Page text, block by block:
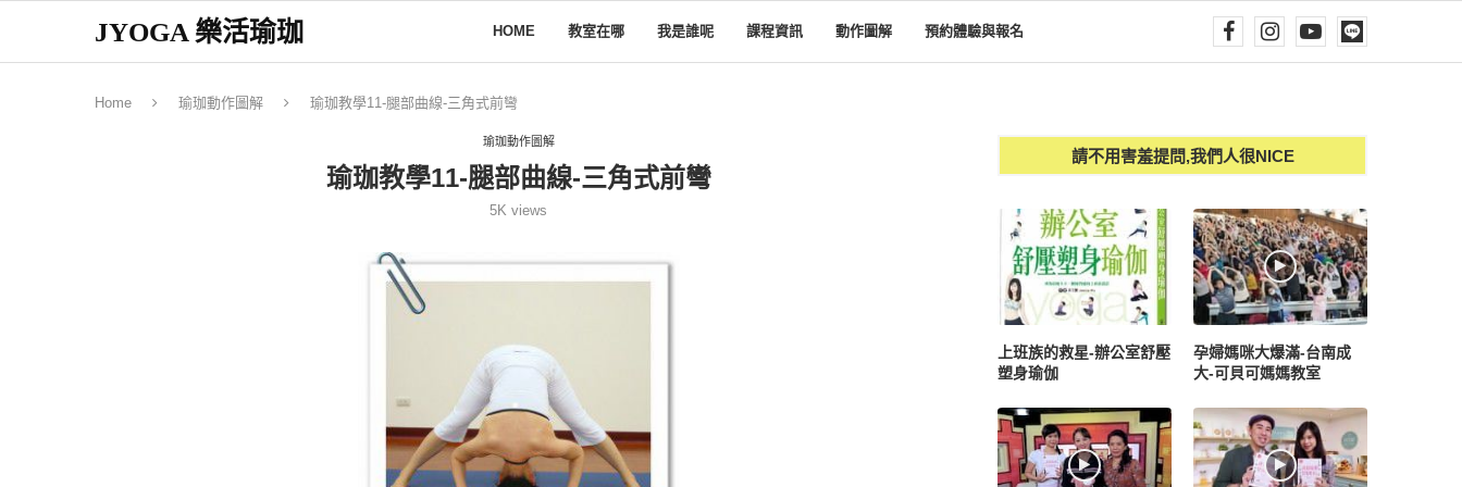
JYOGA 樂活瑜珈 HOME 教室在哪 我是誰呢 課程資訊 動作圖解 預約體驗與報名
Home 瑜珈動作圖解 瑜珈教學11-腿部曲線-三角式前彎
瑜珈動作圖解
瑜珈教學11-腿部曲線-三角式前彎
5K views
請不用害羞提問,我們人很NICE
上班族的救星-辦公室舒壓
塑身瑜伽
孕婦媽咪大爆滿-台南成
大-可貝可媽媽教室